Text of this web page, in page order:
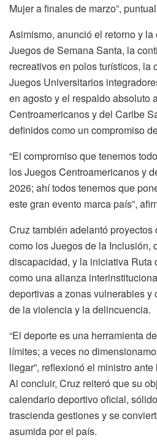
Mujer a finales de marzo”,
Asimismo, anunció el retorno y
Juegos de Semana Santa, la
recreativos en polos turísticos, la
Juegos Universitarios
en agosto y el respaldo absoluto
Centroamericanos y del Caribe
definidos como un compromiso
“El compromiso que tenemos
los Juegos Centroamericanos y
2026; ahí todos tenemos que
este gran evento marca país”,
Cruz también adelantó
como los Juegos de la Inclusión,
discapacidad, y la iniciativa Ruta
como una alianza
deportivas a zonas vulnerables y
de la violencia y la delincuencia.
“El deporte es una herramienta
límites; a veces no
llegar”, reflexionó el ministro
Al concluir, Cruz reiteró que su
calendario deportivo oficial,
trascienda gestiones y se
asumida por el país.